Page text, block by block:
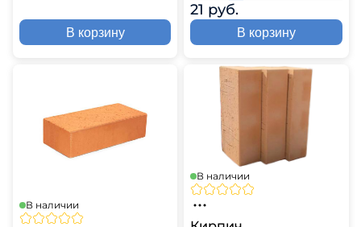
В корзину
21 руб.
В корзину
В наличии
В наличии